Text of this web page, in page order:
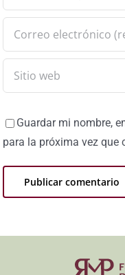
Guardar mi nombre,
para la próxima vez que